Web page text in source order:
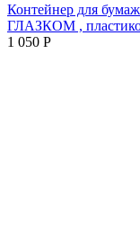
Контейнер для
ГЛАЗКОМ ,
1 050 Р